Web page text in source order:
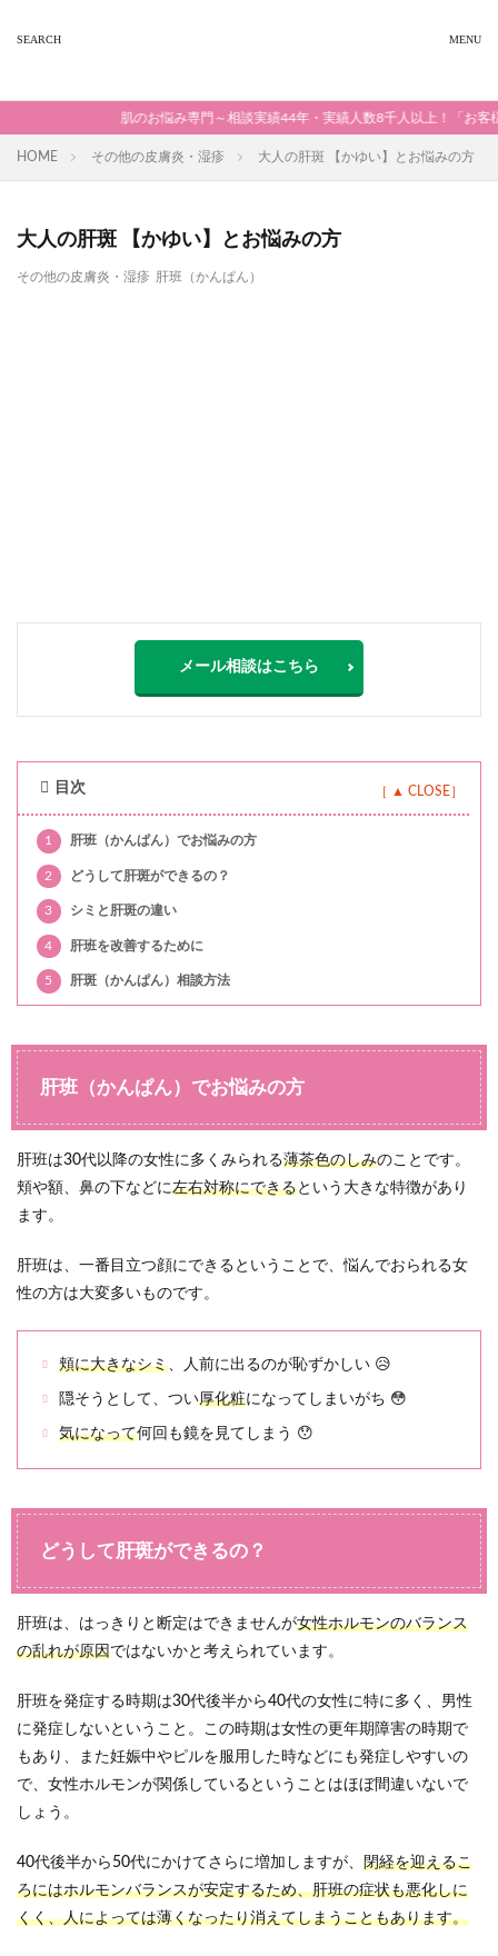
肌のお悩み専門～相談実績44年・実績人数8千人以上！「お客様の
HOME その他の皮膚炎・湿疹 大人の肝斑 【かゆい】とお悩みの方
大人の肝斑 【かゆい】とお悩みの方
その他の皮膚炎・湿疹 肝班（かんぱん）
メール相談はこちら
目次
1 肝班（かんぱん）でお悩みの方
2 どうして肝斑ができるの？
3 シミと肝斑の違い
4 肝班を改善するために
5 肝斑（かんぱん）相談方法
肝班（かんぱん）でお悩みの方
肝班は30代以降の女性に多くみられる薄茶色のしみのことです。
頬や額、鼻の下などに左右対称にできるという大きな特徴があり
ます。
肝班は、一番目立つ顔にできるということで、悩んでおられる女
性の方は大変多いものです。
頬に大きなシミ、人前に出るのが恥ずかしい 😥
隠そうとして、つい厚化粧になってしまいがち 😳
気になって何回も鏡を見てしまう 😯
どうして肝斑ができるの？
肝班は、はっきりと断定はできませんが女性ホルモンのバランス
の乱れが原因ではないかと考えられています。
肝班を発症する時期は30代後半から40代の女性に特に多く、男性
に発症しないということ。この時期は女性の更年期障害の時期で
もあり、また妊娠中やピルを服用した時などにも発症しやすいの
で、女性ホルモンが関係しているということはほぼ間違いないで
しょう。
40代後半から50代にかけてさらに増加しますが、 閉経を迎えるこ
ろにはホルモンバランスが安定するため、肝班の症状も悪化しに
くく、人によっては薄くなったり消えてしまうこともあります。